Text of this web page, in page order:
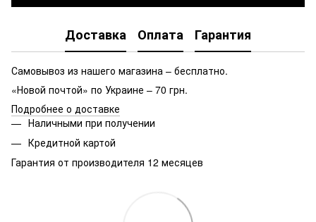
Доставка Оплата Гарантия
Самовывоз из нашего магазина – бесплатно.
«Новой почтой» по Украине – 70 грн.
Подробнее о доставке
Наличными при получении
Кредитной картой
Гарантия от производителя 12 месяцев